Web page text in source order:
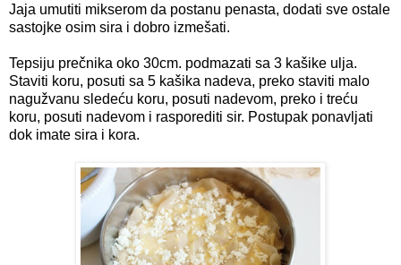
Jaja umutiti mikserom da postanu penasta, dodati sve ostale
sastojke osim sira i dobro izmešati.
Tepsiju prečnika oko 30cm. podmazati sa 3 kašike ulja.
Staviti koru, posuti sa 5 kašika nadeva, preko staviti malo
nagužvanu sledeću koru, posuti nadevom, preko i treću
koru, posuti nadevom i rasporediti sir. Postupak ponavljati
dok imate sira i kora.